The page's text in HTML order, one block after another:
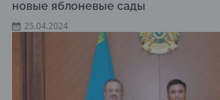
новые яблоневые сады
25.04.2024